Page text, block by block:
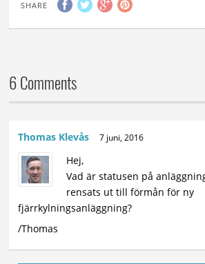
SHARE
6 Comments
Thomas Klevås 7 juni, 2016
Hej,
Vad är statusen på
rensats ut till förmån för ny
fjärrkylningsanläggning?
/Thomas